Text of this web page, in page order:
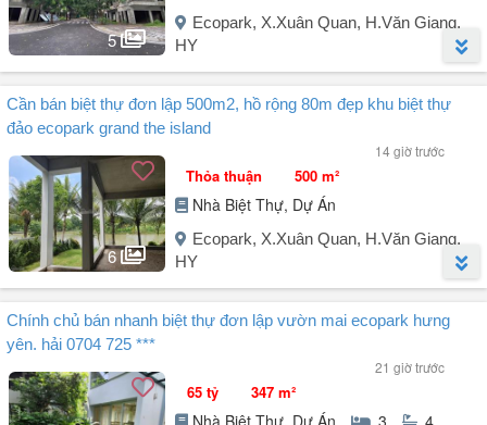
5
Ecopark, X.Xuân Quan, H.Văn Giang,
HY
Người đăng: Nguyễn Mạnh(24 tin đăng)
Diện tích 100m², 4 tầng, mặt tiền 5m.
Gần chung cư Havenpark.
Đã có sổ hồng.
Giá bán 15,x tỷ.
Liên hệ
Cần bán biệt thự đơn lập 500m2, hồ rộng 80m đẹp khu biệt thự
đảo ecopark grand the island
14 giờ trước
6
Thỏa thuận 500 m²
Nhà Biệt Thự, Dự Án
Ecopark, X.Xuân Quan, H.Văn Giang,
HY
Người đăng: Nguyễn Mạnh
(24 tin đăng)
Cần bán biệt thự đơn lập 500m² khu biệt thự đảo Ecopark Grand -
500m² x 3 tầng.
Nhà đã nhận bàn giao.
Chính chủ bán nhanh biệt thự đơn lập vườn mai ecopark hưng
yên. hải 0704 725 ***
21 giờ trước
65 tỷ 347 m²
Nhà Biệt Thự, Dự Án 3 4